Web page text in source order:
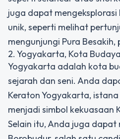
juga dapat
unik, seperti melihat
mengunjungi Pura
2. Yogyakarta, Kota Budaya
Yogyakarta adalah kota
sejarah dan seni. Anda
Keraton Yogyakarta,
menjadi simbol kekuasaan
Selain itu, Anda juga dapat